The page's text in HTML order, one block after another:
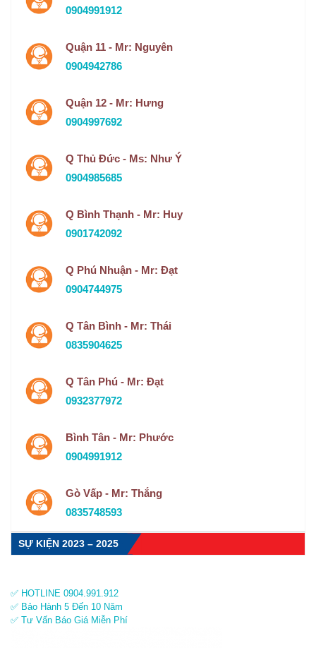
0904991912
Quận 11 - Mr: Nguyên
0904942786
Quận 12 - Mr: Hưng
0904997692
Q Thủ Đức - Ms: Như Ý
0904985685
Q Bình Thạnh - Mr: Huy
0901742092
Q Phú Nhuận - Mr: Đạt
0904744975
Q Tân Bình - Mr: Thái
0835904625
Q Tân Phú - Mr: Đạt
0932377972
Bình Tân - Mr: Phước
0904991912
Gò Vấp - Mr: Thắng
0835748593
SỰ KIỆN 2023 – 2025
✅ HOTLINE 0904.991.912
✅ Bảo Hành 5 Đến 10 Năm
✅ Tư Vấn Báo Giá Miễn Phí